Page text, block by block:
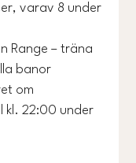
varav 8 under
Range – träna
banor
om
kl. 22:00 under